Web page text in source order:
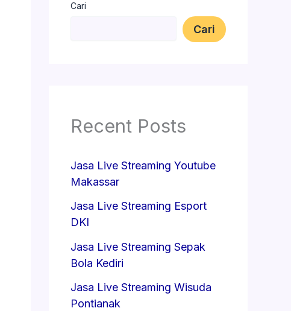
Cari
Cari
Recent Posts
Jasa Live Streaming Youtube
Makassar
Jasa Live Streaming Esport
DKI
Jasa Live Streaming Sepak
Bola Kediri
Jasa Live Streaming Wisuda
Pontianak